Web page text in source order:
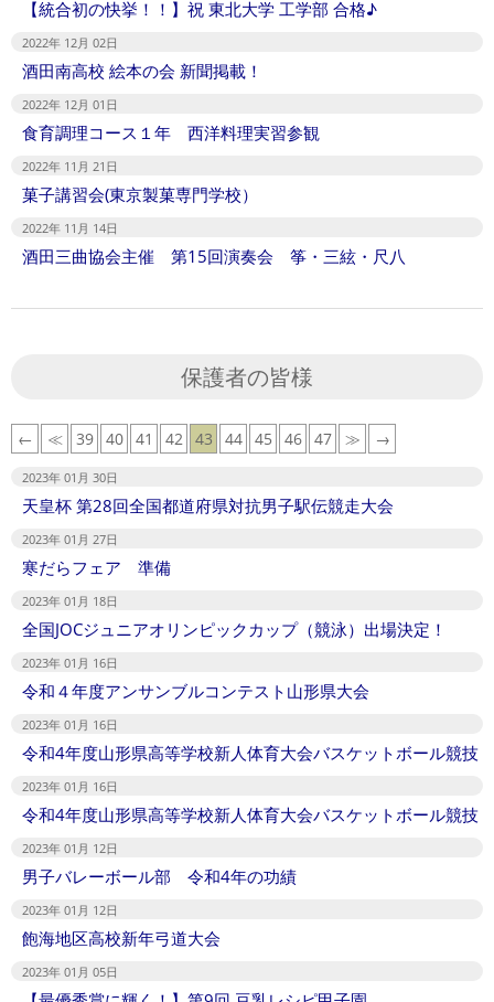
【統合初の快挙！！】祝 東北大学 工学部 合格♪
2022年 12月 02日
酒田南高校 絵本の会 新聞掲載！
2022年 12月 01日
食育調理コース１年 西洋料理実習参観
2022年 11月 21日
菓子講習会(東京製菓専門学校）
2022年 11月 14日
酒田三曲協会主催 第15回演奏会 筝・三絃・尺八
保護者の皆様
← ≪ 39 40 41 42 43 44 45 46 47 ≫ →
2023年 01月 30日
天皇杯 第28回全国都道府県対抗男子駅伝競走大会
2023年 01月 27日
寒だらフェア 準備
2023年 01月 18日
全国JOCジュニアオリンピックカップ（競泳）出場決定！
2023年 01月 16日
令和４年度アンサンブルコンテスト山形県大会
2023年 01月 16日
令和4年度山形県高等学校新人体育大会バスケットボール競技
2023年 01月 16日
令和4年度山形県高等学校新人体育大会バスケットボール競技
2023年 01月 12日
男子バレーボール部 令和4年の功績
2023年 01月 12日
飽海地区高校新年弓道大会
2023年 01月 05日